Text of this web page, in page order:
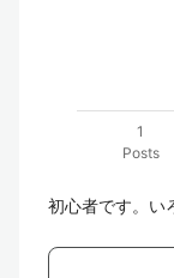
1
Posts
初心者です。い